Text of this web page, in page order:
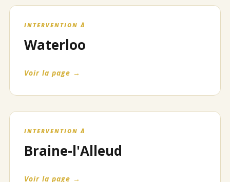
INTERVENTION À
Waterloo
Voir la page →
INTERVENTION À
Braine-l'Alleud
Voir la page →